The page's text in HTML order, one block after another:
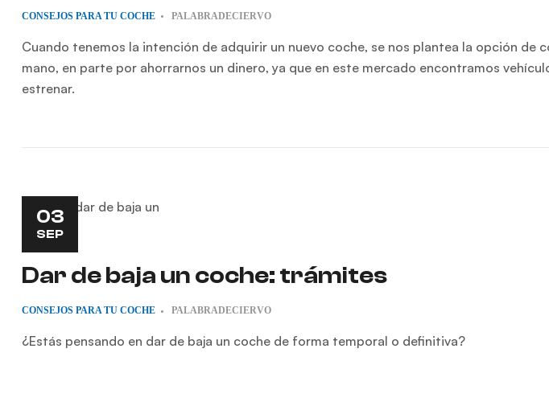
CONSEJOS PARA TU COCHE PALABRADECIERVO
Cuando tenemos la intención de adquirir un nuevo coche, se nos plantea la opción de
mano, en parte por ahorrarnos un dinero, ya que en este mercado encontramos
estrenar.
03
SEP
Dar de baja un coche: trámites
CONSEJOS PARA TU COCHE PALABRADECIERVO
¿Estás pensando en dar de baja un coche de forma temporal o definitiva?